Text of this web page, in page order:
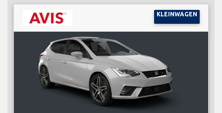
KLEINWAGEN